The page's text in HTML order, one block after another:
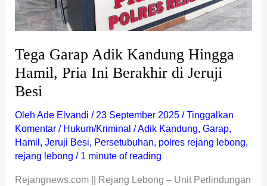
Tega Garap Adik Kandung Hingga
Hamil, Pria Ini Berakhir di Jeruji
Besi
Oleh Ade Elvandi / 23 September 2025 / Tinggalkan
Komentar / Hukum/Kriminal /Adik Kandung, Garap,
Hamil , Jeruji Besi, Persetubuhan, polres rejang lebong,
rejang lebong / 1 minute of reading
Rejangnews.com || Rejang Lebong – Unit Perlindungan
Jeruji
Besi